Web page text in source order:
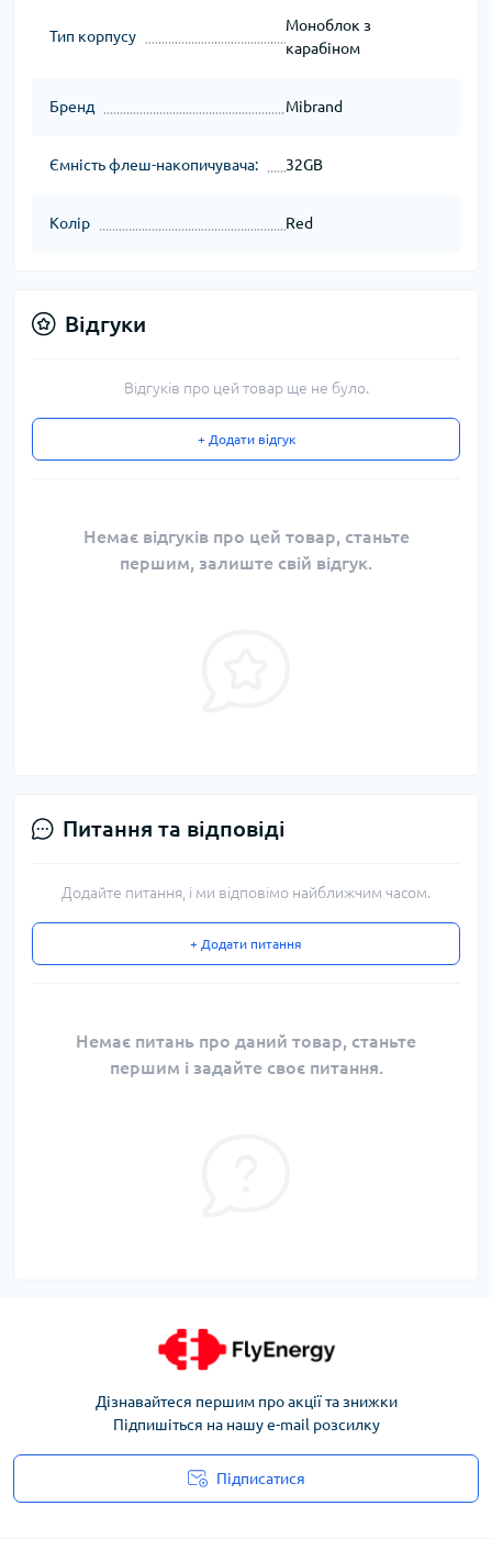
Тип корпусу
Моноблок з
карабіном
Бренд Mibrand
Ємність флеш-накопичувача: 32GB
Колір Red
Відгуки
Відгуків про цей товар ще не було.
+ Додати відгук
Немає відгуків про цей товар, станьте
першим, залиште свій відгук.
Питання та відповіді
Додайте питання, і ми відповімо найближчим часом.
+ Додати питання
Немає питань про даний товар, станьте
першим і задайте своє питання.
Дізнавайтеся першим про акції та знижки
Підпишіться на нашу e-mail розсилку
Підписатися